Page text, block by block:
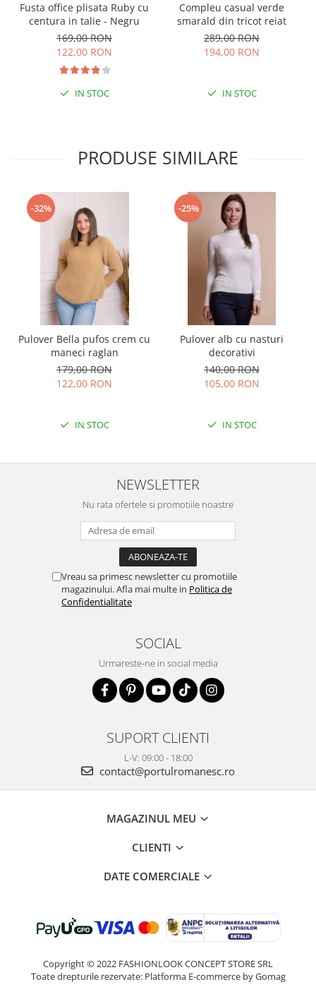
Fusta office plisata Ruby cu
centura in talie - Negru
169,00 RON
122,00 RON
IN STOC
Compleu casual verde
smarald din tricot reiat
289,00 RON
194,00 RON
IN STOC
PRODUSE SIMILARE
-32%
Pulover Bella pufos crem cu
maneci raglan
179,00 RON
122,00 RON
IN STOC
-25%
Pulover alb cu nasturi
decorativi
140,00 RON
105,00 RON
IN STOC
NEWSLETTER
Nu rata ofertele si promotiile noastre
Vreau sa primesc newsletter cu promotiile
magazinului. Afla mai multe in Politica de
Confidentialitate
SOCIAL
Urmareste-ne in social media
SUPORT CLIENTI
L-V: 09:00 - 18:00
contact@portulromanesc.ro
MAGAZINUL MEU
CLIENTI
DATE COMERCIALE
Copyright © 2022 FASHIONLOOK CONCEPT STORE SRL
Toate drepturile rezervate: Platforma E-commerce by Gomag